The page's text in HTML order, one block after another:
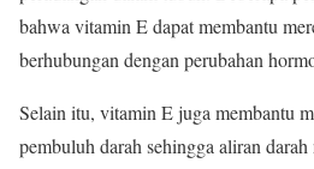
bahwa vitamin E dapat membantu
berhubungan dengan perubahan
Selain itu, vitamin E juga membantu
pembuluh darah sehingga aliran